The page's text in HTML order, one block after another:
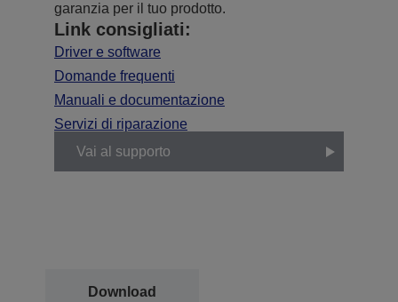
garanzia per il tuo prodotto.
Link consigliati:
Driver e software
Domande frequenti
Manuali e documentazione
Servizi di riparazione
Vai al supporto
Download